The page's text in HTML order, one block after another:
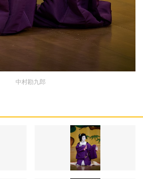
中村勘九郎